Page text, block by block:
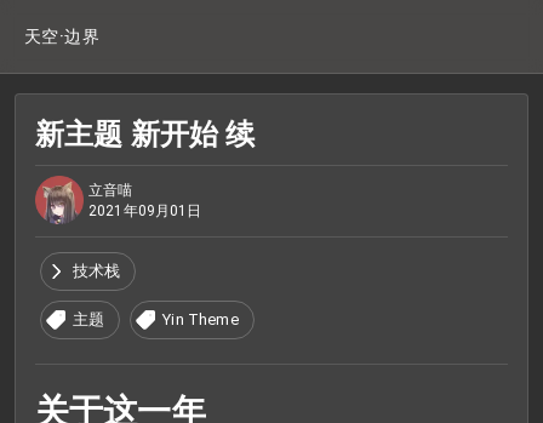
天空·边界
新主题 新开始 续
立音喵
2021年09月01日
技术栈
主题 Yin Theme
关于这一年